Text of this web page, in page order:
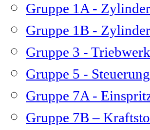
Gruppe 1A -
Gruppe 1B -
Gruppe 3 -
Gruppe 5 - Steuerung
Gruppe 7A -
Gruppe 7B –